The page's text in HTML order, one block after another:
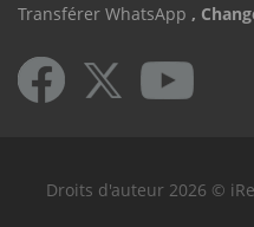
Transférer WhatsApp ,
Droits d'auteur 2026 ©